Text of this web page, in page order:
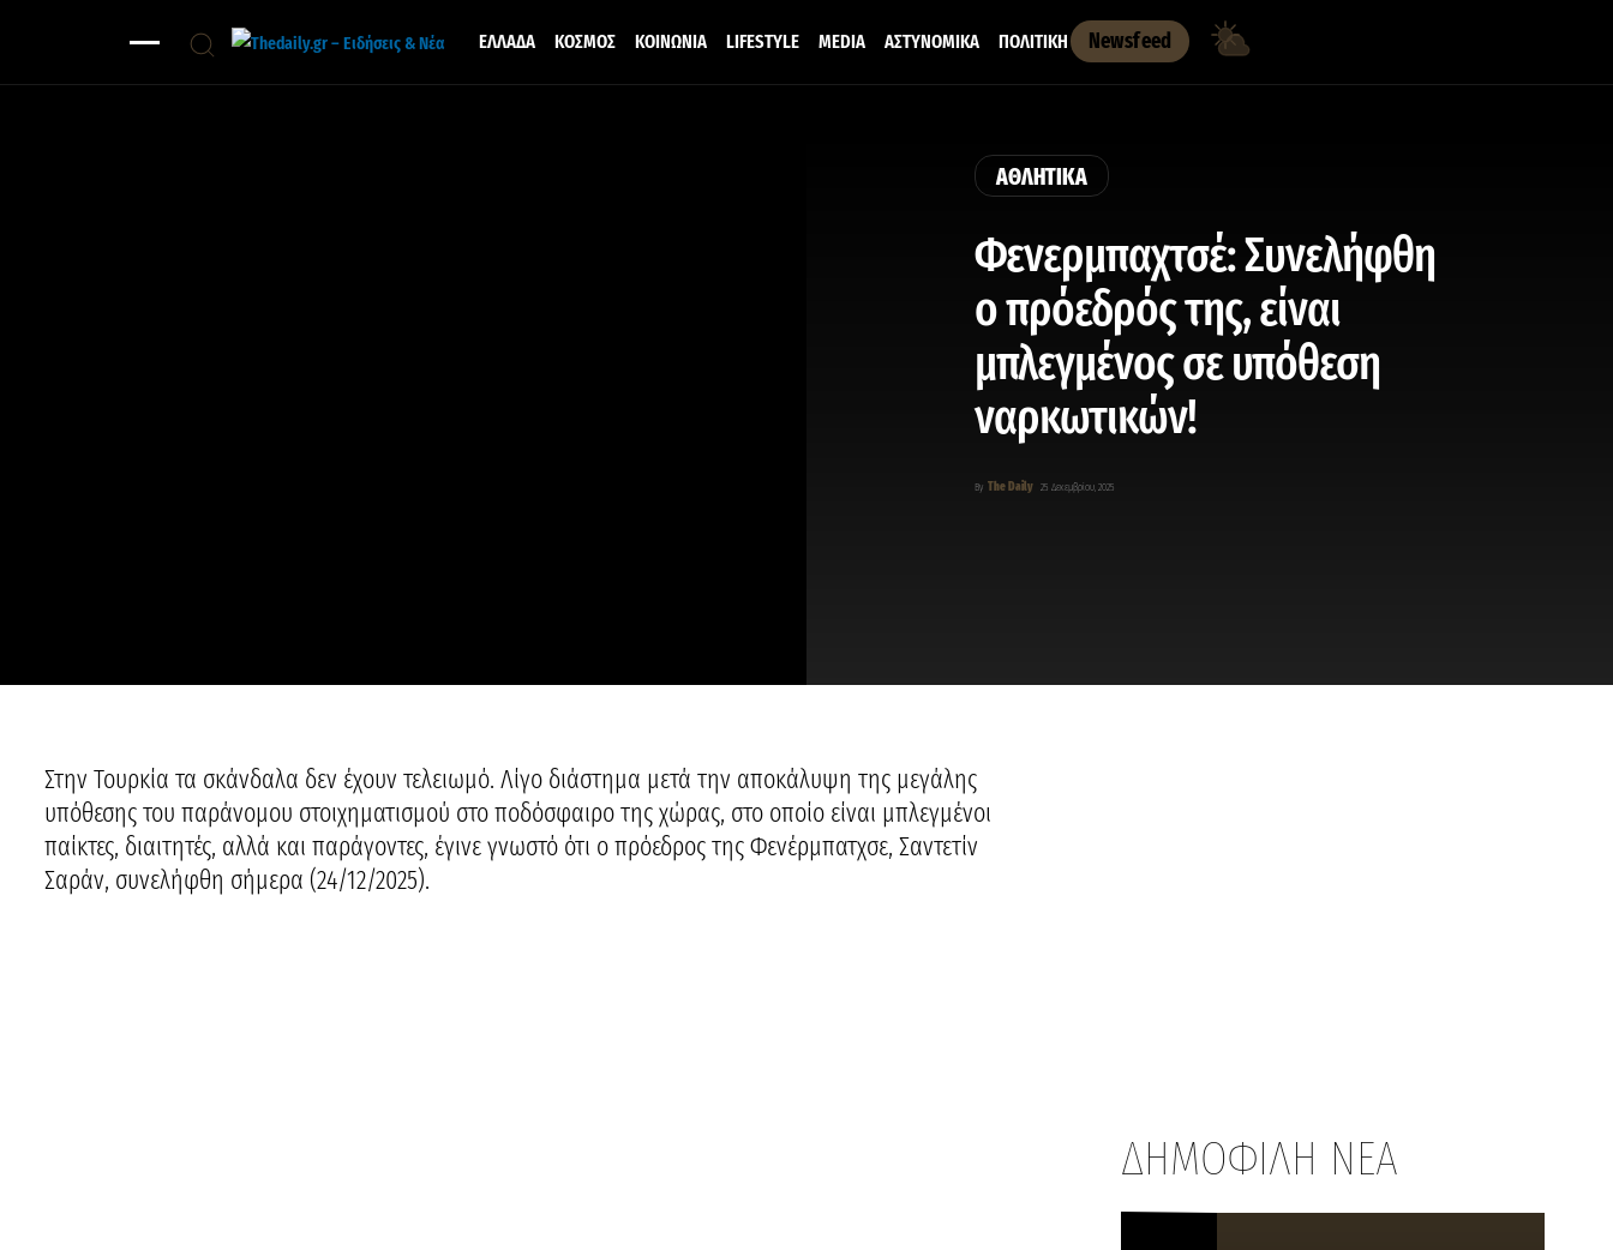
ΕΛΛΑΔΑ ΚΟΣΜΟΣ ΚΟΙΝΩΝΙΑ LIFESTYLE MEDIA ΑΣΤΥΝΟΜΙΚΑ ΠΟΛΙΤΙΚΗ Newsfeed
ΑΘΛΗΤΙΚΑ
Φενερμπαχτσέ: Συνελήφθη
ο πρόεδρός της, είναι
μπλεγμένος σε υπόθεση
ναρκωτικών!
By The Daily 25 Δεκεμβρίου, 2025
Στην Τουρκία τα σκάνδαλα δεν έχουν τελειωμό. Λίγο διάστημα μετά την αποκάλυψη της μεγάλης
υπόθεσης του παράνομου στοιχηματισμού στο ποδόσφαιρο της χώρας, στο οποίο είναι μπλεγμένοι
παίκτες, διαιτητές, αλλά και παράγοντες, έγινε γνωστό ότι ο πρόεδρος της Φενέρμπατχσε, Σαντετίν
Σαράν, συνελήφθη σήμερα (24/12/2025).
ΔΗΜΟΦΙΛΗ ΝΕΑ